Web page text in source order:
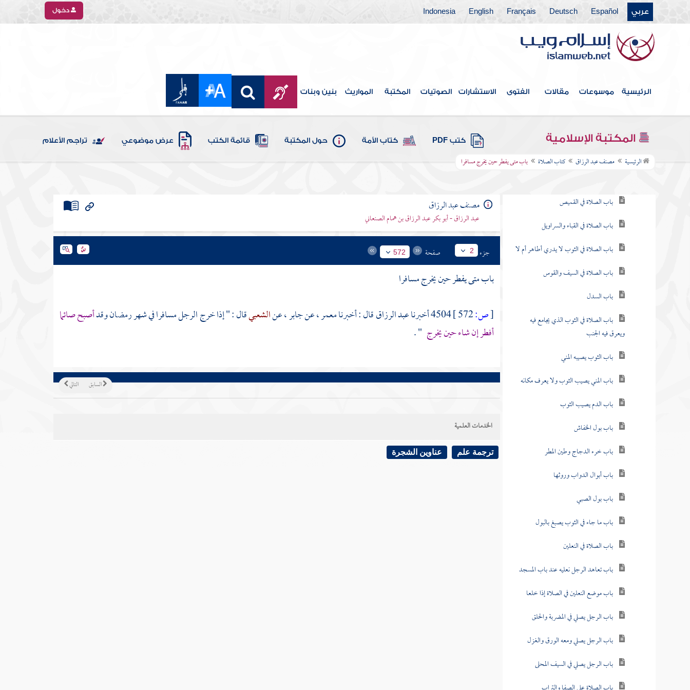
عربي Español
Deutsch
Français
English
Indonesia دخول
الرئيسية موسوعات مقالات الفتوى الاستشارات الصوتيات المكتبة المواريث بنين وبنات
المكتبة الإسلامية كتب PDF كتاب الأمة حول المكتبة قائمة الكتب عرض موضوعي تراجم الأعلام
الرئيسية مصنف عبد الرزاق كتاب الصلاة باب متى يفطر حين يخرج مسافرا
فهرس الكتاب
كتاب الطهارة
كتاب الحيض
كتاب الصلاة
باب الصلاة في القميص
باب الصلاة في القباء والسراويل
باب الصلاة في الثوب لا يدري أطاهر أم لا
باب الصلاة في السيف والقوس
باب السدل
باب الصلاة في الثوب الذي يجامع فيه
ويعرق فيه الجنب
باب الثوب يصيبه المني
باب المني يصيب الثوب ولا يعرف مكانه
باب الدم يصيب الثوب
باب بول الخفاش
باب خرء الدجاج وطين المطر
باب أبوال الدواب وروثها
باب بول الصبي
باب ما جاء في الثوب يصبغ بالبول
باب الصلاة في النعلين
باب تعاهد الرجل نعليه عند باب المسجد
باب موضع النعلين في الصلاة إذا خلعا
باب الرجل يصلي في المضربة والحلق
باب الرجل يصلي ومعه الورق والغزل
باب الرجل يصلي في السيف المحلى
مصنف عبد الرزاق
عبد الرزاق - أبو بكر عبد الرزاق بن همام الصنعاني
جزء 2 صفحة 572
باب متى يفطر حين يخرج مسافرا
[ص: 4504 أخبرنا عبد الرزاققال : أخبرنامعمر، عنجابر، عنالشعبيقال : " إذا خرج الرجل مسافرا في شهر رمضان وقدأصبح صائما
أفطر إن شاء حين يخرج " .
التالي السابق
الخدمات العلمية
ترجمة علم عناوين الشجرة